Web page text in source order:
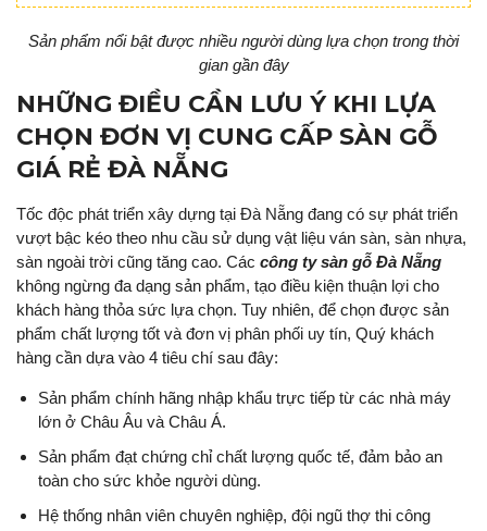
Sản phẩm nổi bật được nhiều người dùng lựa chọn trong thời
gian gần đây
NHỮNG ĐIỀU CẦN LƯU Ý KHI LỰA
CHỌN ĐƠN VỊ CUNG CẤP SÀN GỖ
GIÁ RẺ ĐÀ NẴNG
Tốc độc phát triển xây dựng tại Đà Nẵng đang có sự phát triển
vượt bậc kéo theo nhu cầu sử dụng vật liệu ván sàn, sàn nhựa,
sàn ngoài trời cũng tăng cao. Các công ty sàn gỗ Đà Nẵng
không ngừng đa dạng sản phẩm, tạo điều kiện thuận lợi cho
khách hàng thỏa sức lựa chọn. Tuy nhiên, để chọn được sản
phẩm chất lượng tốt và đơn vị phân phối uy tín, Quý khách
hàng cần dựa vào 4 tiêu chí sau đây:
Sản phẩm chính hãng nhập khẩu trực tiếp từ các nhà máy
lớn ở Châu Âu và Châu Á.
Sản phẩm đạt chứng chỉ chất lượng quốc tế, đảm bảo an
toàn cho sức khỏe người dùng.
Hệ thống nhân viên chuyên nghiệp, đội ngũ thợ thi công